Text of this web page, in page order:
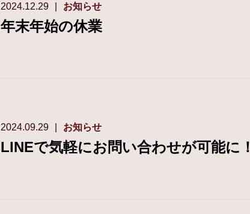
2024.12.29 お知らせ
年末年始の休業
2024.09.29 お知らせ
LINEで気軽にお問い合わせが可能に！